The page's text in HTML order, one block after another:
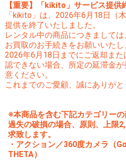
【重要】「kikito」サービス提供
「kikito」は、2026年6月18日（
提供を終了いたしました。
レンタル中の商品につきまして
お買取のお手続きをお願いいたし
2026年6月18日までにご返却ま
認できない場合、所定の延滞金
意ください。
これまでのご愛顧、誠にありがと
※本商品を含む下記カテゴリー
過失の破損の場合、原則、上限
求致します。
・アクション／360度カメラ（
THETA）